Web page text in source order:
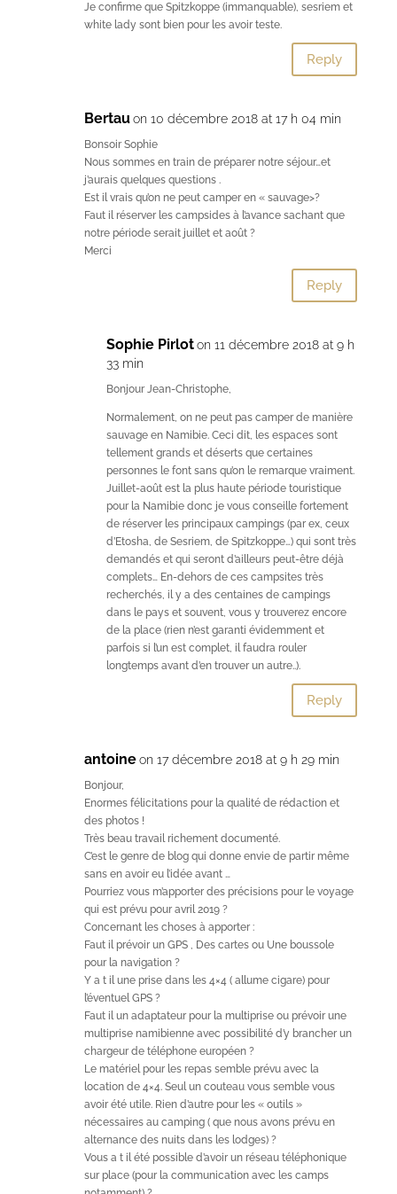
Je confirme que Spitzkoppe (immanquable), sesriem et
white lady sont bien pour les avoir teste.
Reply
Bertau on 10 décembre 2018 at 17 h 04 min
Bonsoir Sophie
Nous sommes en train de préparer notre séjour…et
j’aurais quelques questions .
Est il vrais qu’on ne peut camper en « sauvage>?
Faut il réserver les campsides à l’avance sachant que
notre période serait juillet et août ?
Merci
Reply
Sophie Pirlot on 11 décembre 2018 at 9 h
33 min
Bonjour Jean-Christophe,
Normalement, on ne peut pas camper de manière
sauvage en Namibie. Ceci dit, les espaces sont
tellement grands et déserts que certaines
personnes le font sans qu’on le remarque vraiment.
Juillet-août est la plus haute période touristique
pour la Namibie donc je vous conseille fortement
de réserver les principaux campings (par ex, ceux
d’Etosha, de Sesriem, de Spitzkoppe…) qui sont très
demandés et qui seront d’ailleurs peut-être déjà
complets… En-dehors de ces campsites très
recherchés, il y a des centaines de campings
dans le pays et souvent, vous y trouverez encore
de la place (rien n’est garanti évidemment et
parfois si l’un est complet, il faudra rouler
longtemps avant d’en trouver un autre..).
Reply
antoine on 17 décembre 2018 at 9 h 29 min
Bonjour,
Enormes félicitations pour la qualité de rédaction et
des photos !
Très beau travail richement documenté.
C’est le genre de blog qui donne envie de partir même
sans en avoir eu l’idée avant …
Pourriez vous m’apporter des précisions pour le voyage
qui est prévu pour avril 2019 ?
Concernant les choses à apporter :
Faut il prévoir un GPS , Des cartes ou Une boussole
pour la navigation ?
Y a t il une prise dans les 4×4 ( allume cigare) pour
l’éventuel GPS ?
Faut il un adaptateur pour la multiprise ou prévoir une
multiprise namibienne avec possibilité d’y brancher un
chargeur de téléphone européen ?
Le matériel pour les repas semble prévu avec la
location de 4×4. Seul un couteau vous semble vous
avoir été utile. Rien d’autre pour les « outils »
nécessaires au camping ( que nous avons prévu en
alternance des nuits dans les lodges) ?
Vous a t il été possible d’avoir un réseau téléphonique
sur place (pour la communication avec les camps